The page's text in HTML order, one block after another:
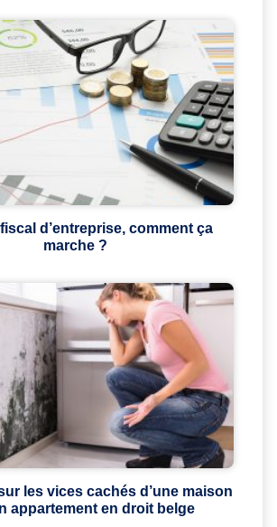
d’entreprise, comment ça
marche ?
les vices cachés d’une maison
appartement en droit belge